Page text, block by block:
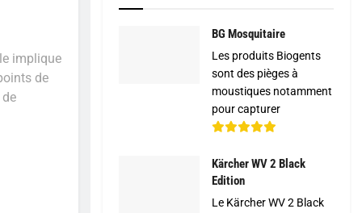
implique
de
BG Mosquitaire
Les produits Biogents
sont des pièges à
moustiques notamment
pour capturer
Kärcher WV 2 Black
Edition
Le Kärcher WV 2 Black